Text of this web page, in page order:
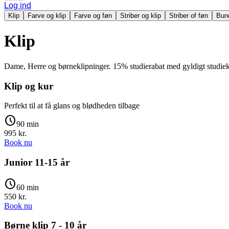
Log ind
Klip Farve og klip Farve og føn Striber og klip Striber of føn
Klip
Dame, Herre og børneklipninger. 15% studierabat med gyldigt
Klip og kur
Perfekt til at få glans og blødheden tilbage
schedule90 min
995 kr.
Book nu
Junior 11-15 år
schedule60 min
550 kr.
Book nu
Børne klip 7 - 10 år